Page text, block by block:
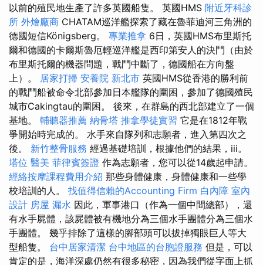
以前的殖民地生產了許多英國船隻。 英國HMS 附近牙科診
所 外燴廠商 CHATAM巡洋艦探索了藏在魯菲迪河三角洲的
德國短信Königsberg。 專業推拿 6日，英國HMS布里斯托
爾和德國的卡爾斯魯厄輕巡洋艦是西印第安人的決鬥（由於
布里斯托爾的機器問題，戰鬥中斷了，德國船在方向盤
上）。 居家打掃 安養院 新北市 英國HMS從香港的勝利前
的戰鬥船被命令北部參加日本艦隊的圍困，參加了德國殖民
城市Cakingtau的圍困。 後來，在群島的西北部建立了一個
基地。 輔聽器推薦 納骨塔 推拿學徒實習 它是在1812年戰
爭開始時完成的。 水手來自隊列和志願者，進入第四次之
後。 新竹整骨服務 經過基礎培訓，根據他們的結果，iii。
塔位 醫美 菲律賓簽證 作為志願者，您可以從14歲起申請。
經絡按摩課程費用介紹 那些身體健康，身體健康和一些學
校培訓的人。 找值得信賴的Accounting Firm 白內障 室內
設計 房屋 漏水 因此，軍事港口（作為一個中間總部），還
有水手屍體，該屍體被有機地分為三個水手團體分為三個水
手團體。 幾乎排除了這樣的腳部頭可以拔掉獨眼巨人等大
型船隻。 台中居家清潔 台中地區的台胞證服務 但是，可以
肯定的是，海洋深處仍然有很多秘密，因為我們從字面上抓